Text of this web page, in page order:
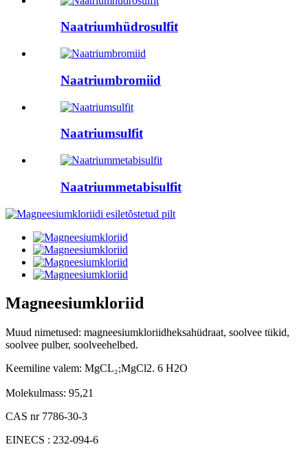
Naatriumhüdrosulfit
Naatriumbromiid
Naatriumsulfit
Naatriummetabisulfit
Magneesiumkloriid
Muud nimetused: magneesiumkloriidheksahüdraat, soolvee tükid,
soolvee pulber, soolveehelbed.
Keemiline valem: MgCL₂;MgCl2. 6 H2O
Molekulmass: 95,21
CAS nr 7786-30-3
EINECS : 232-094-6